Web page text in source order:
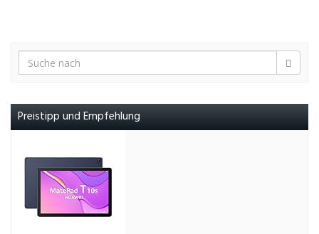
Preistipp und Empfehlung